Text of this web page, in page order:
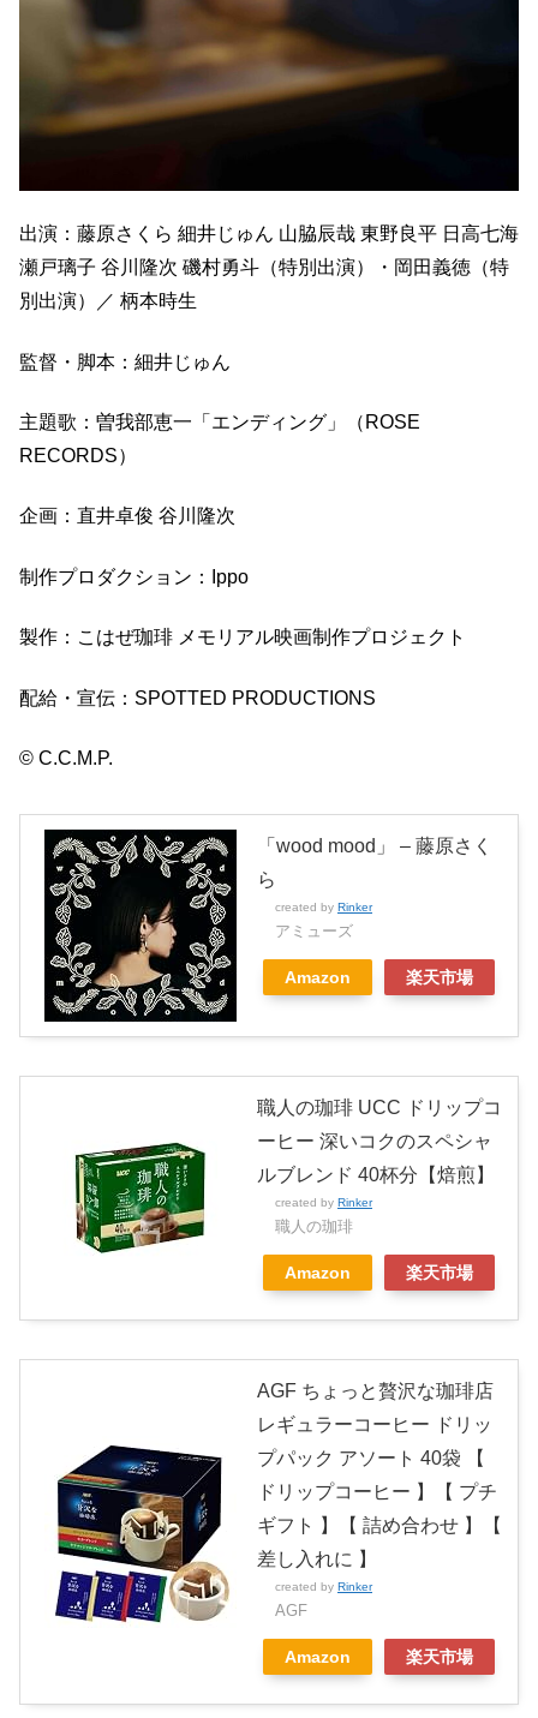
出演：藤原さくら 細井じゅん 山脇辰哉 東野良平 日高七海
瀬戸璃子 谷川隆次 磯村勇斗（特別出演）・岡田義徳（特
別出演）／ 柄本時生
監督・脚本：細井じゅん
主題歌：曽我部恵一「エンディング」（ROSE
RECORDS）
企画：直井卓俊 谷川隆次
制作プロダクション：Ippo
製作：こはぜ珈琲 メモリアル映画制作プロジェクト
配給・宣伝：SPOTTED PRODUCTIONS
© C.C.M.P.
「wood mood」 – 藤原さく
ら
created by Rinker
アミューズ
Amazon 楽天市場
職人の珈琲 UCC ドリップコ
ーヒー 深いコクのスペシャ
ルブレンド 40杯分【焙煎】
created by Rinker
職人の珈琲
Amazon 楽天市場
AGF ちょっと贅沢な珈琲店
レギュラーコーヒー ドリッ
プパック アソート 40袋 【
ドリップコーヒー 】【 プチ
ギフト 】【 詰め合わせ 】【
差し入れに 】
created by Rinker
AGF
Amazon 楽天市場